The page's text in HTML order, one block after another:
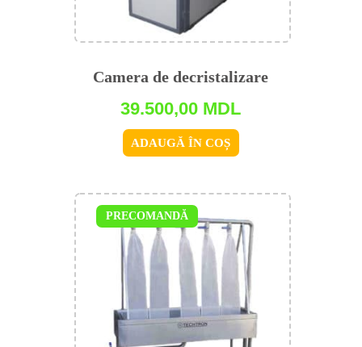
Camera de decristalizare
39.500,00 MDL
ADAUGĂ ÎN COȘ
PRECOMANDĂ